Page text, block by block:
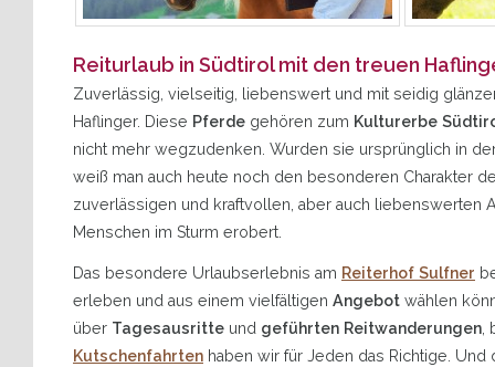
Reiturlaub in Südtirol mit den treuen
Zuverlässig, vielseitig, liebenswert und mit seidig
Haflinger. Diese Pferde gehören zum Kulturerbe
nicht mehr wegzudenken. Wurden sie ursprünglich in
weiß man auch heute noch den besonderen Charakter
zuverlässigen und kraftvollen, aber auch liebenswerten
Menschen im Sturm erobert.
Das besondere Urlaubserlebnis am Reiterhof Sulfner
erleben und aus einem vielfältigen Angebot wählen
über Tagesausritte und geführten Reitwanderungen
Kutschenfahrten haben wir für Jeden das Richtige.